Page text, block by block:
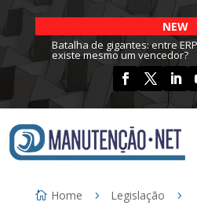
NEW
Batalha de gigantes: entre
existe mesmo um vencedor?
Home
Legislação